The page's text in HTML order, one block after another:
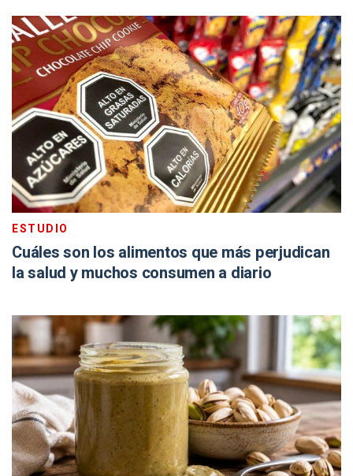
ESTUDIO
Cuáles son los alimentos que más perjudican
la salud y muchos consumen a diario